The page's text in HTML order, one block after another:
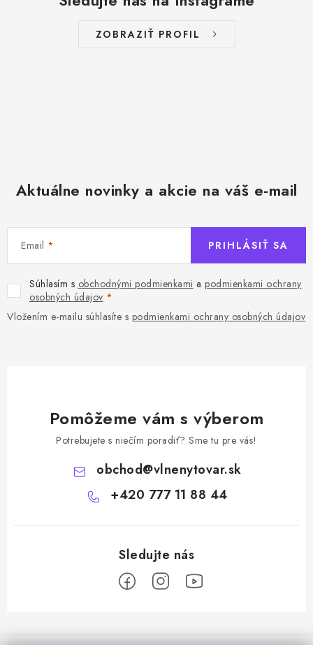
ZOBRAZIŤ PROFIL
Aktuálne novinky a akcie na váš e-mail
Email
Súhlasím s obchodnými podmienkami a podmienkami ochrany
osobných údajov
Vložením e-mailu súhlasíte s podmienkami ochrany osobných údajov
PRIHLÁSIŤ SA
Pomôžeme vám s výberom
Potrebujete s niečím poradiť? Sme tu pre vás!
obchod@vlnenytovar.sk
+420 777 11 88 44